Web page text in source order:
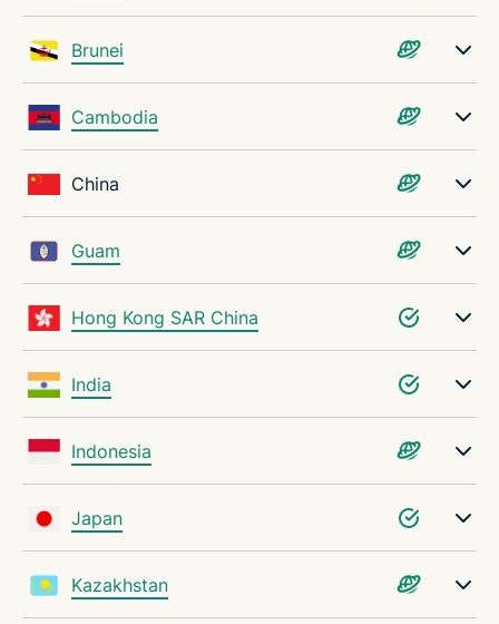
Brunei
Cambodia
China
Guam
Hong Kong SAR China
India
Indonesia
Japan
Kazakhstan